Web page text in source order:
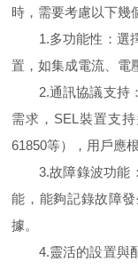
時，需要考慮以下幾
1.多功能性：選擇
置，如集成電流、電
2.通訊協議支持：
需求，SEL裝置支
61850等），用戶應
3.故障錄波功能：
能，能夠記錄故障
據。
4.靈活的設置與配